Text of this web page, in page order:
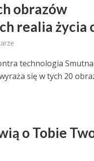
obrazów
realia życia
technologia
się w tych 20
o Tobie